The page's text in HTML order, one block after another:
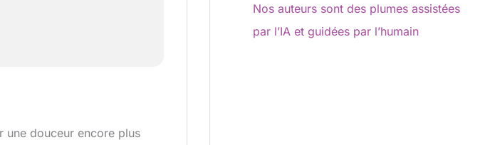
une douceur encore plus
Nos auteurs sont des plumes assistées
par l’IA et guidées par l’humain